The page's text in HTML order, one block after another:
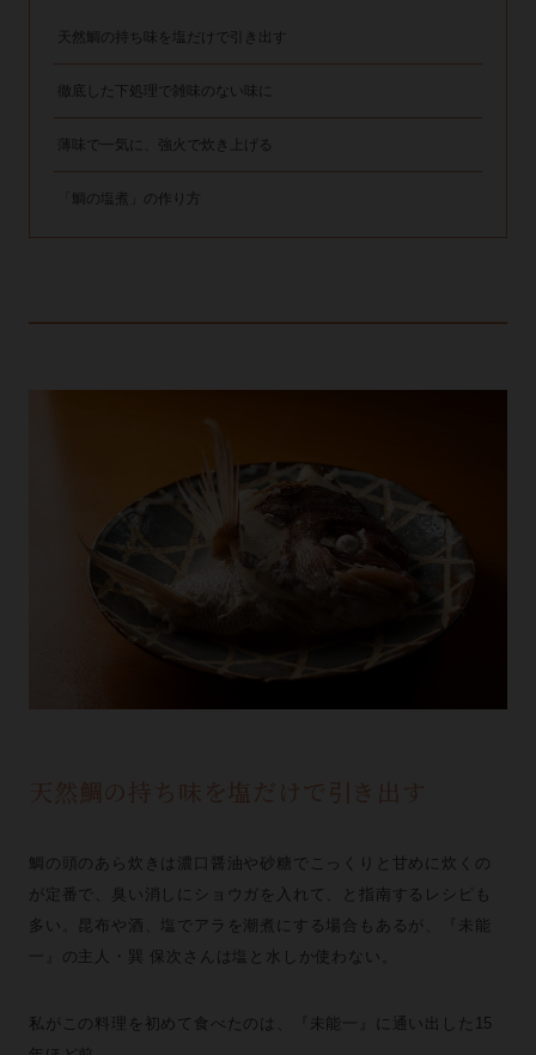
天然鯛の持ち味を塩だけで引き出す
徹底した下処理で雑味のない味に
薄味で一気に、強火で炊き上げる
「鯛の塩煮」の作り方
天然鯛の持ち味を塩だけで引き出す
鯛の頭のあら炊きは濃口醤油や砂糖でこっくりと甘めに炊くの
が定番で、臭い消しにショウガを入れて、と指南するレシピも
多い。昆布や酒、塩でアラを潮煮にする場合もあるが、『未能
一』の主人・巽 保次さんは塩と水しか使わない。
私がこの料理を初めて食べたのは、『未能一』に通い出した15